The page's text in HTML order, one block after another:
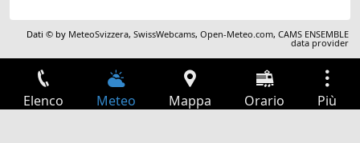
Dati © by MeteoSvizzera,SwissWebcams,Open-Meteo.com,CAMS ENSEMBLE
data provider
Elenco Meteo Mappa Orario Più